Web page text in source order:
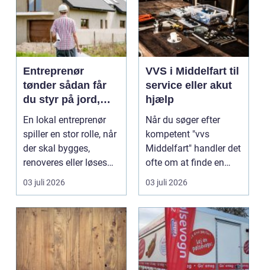
Entreprenør
tønder sådan får
du styr på jord,
dræn og kloak
En lokal entreprenør
spiller en stor rolle, når
der skal bygges,
renoveres eller løses
problemer und...
03 juli 2026
VVS i Middelfart til
service eller akut
hjælp
Når du søger efter
kompetent "vvs
Middelfart" handler det
ofte om at finde en
lokal, fa...
03 juli 2026